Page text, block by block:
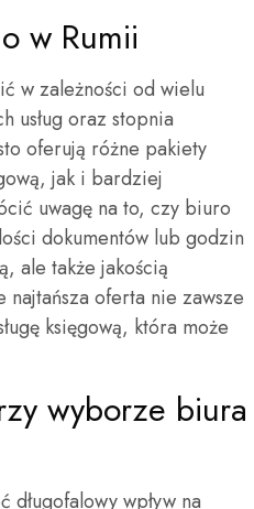
w Rumii
w zależności od wielu
usług oraz stopnia
oferują różne pakiety
jak i bardziej
uwagę na to, czy biuro
dokumentów lub godzin
ale także jakością
oferta nie zawsze
księgową, która może
wyborze biura
wpływ na